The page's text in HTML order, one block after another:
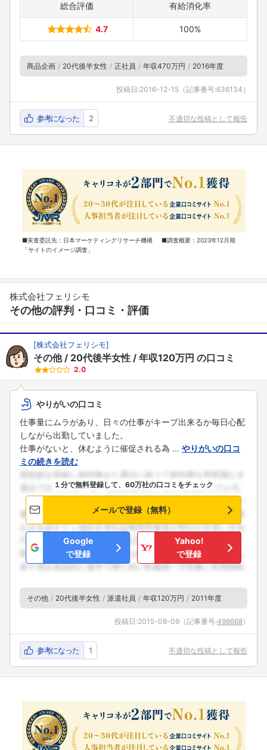
総合評価 有給消化率
4.7 100%
商品企画 20代後半女性 正社員 年収470万円 2016年度
投稿日:2016-12-15 （記事番号:636134）
参考になった 2 不適切な投稿として報告
■実査委託先：日本マーケティングリサーチ機構 ■調査概要：2023年12月期
「サイトのイメージ調査」
株式会社フェリシモ
その他の評判・口コミ・評価
[株式会社フェリシモ]
その他 20代後半女性 年収120万円 の口コミ
2.0
やりがいの口コミ
仕事量にムラがあり、日々の仕事がキープ出来るか毎日心配
しながら出勤していました。
仕事がないと、休むように催促される為 ... やりがいの口コ
ミの続きを読む
１分で無料登録して、60万社の口コミをチェック
メールで登録（無料）
Google
で登録
Yahoo!
で登録
その他 20代後半女性 派遣社員 年収120万円 2011年度
投稿日:2015-08-09 （記事番号:498668）
参考になった 1 不適切な投稿として報告